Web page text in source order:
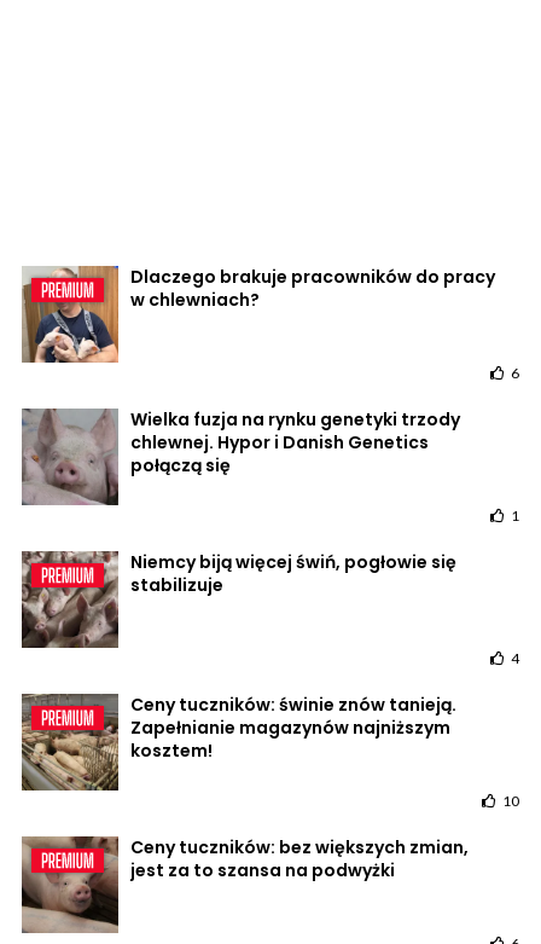
Dlaczego brakuje pracowników do pracy
w chlewniach?
6
Wielka fuzja na rynku genetyki trzody
chlewnej. Hypor i Danish Genetics
połączą się
1
Niemcy biją więcej świń, pogłowie się
stabilizuje
4
Ceny tuczników: świnie znów tanieją.
Zapełnianie magazynów najniższym
kosztem!
10
Ceny tuczników: bez większych zmian,
jest za to szansa na podwyżki